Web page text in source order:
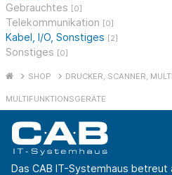
Gebrauchtes [0]
Telekommunikation [0]
Kabel, I/O, Sonstiges [2]
Sonstiges [0]
SHOP DRUCKER, SCANNER,
MULTIFUNKTIONSGERÄTE
Das CAB IT-Systemhaus betreut